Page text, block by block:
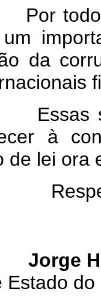
da
à
de lei ora
Jorge
Estado